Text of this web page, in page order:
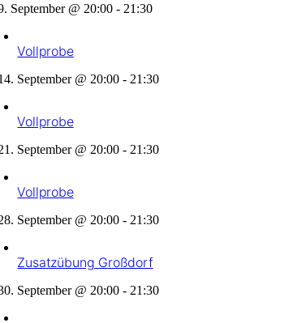
September @ 20:00 - 21:30
Vollprobe
September @ 20:00 - 21:30
Vollprobe
September @ 20:00 - 21:30
Vollprobe
September @ 20:00 - 21:30
Zusatzübung Großdorf
September @ 20:00 - 21:30